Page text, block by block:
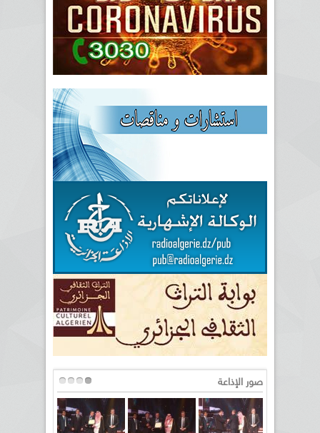
صور الإذاعة